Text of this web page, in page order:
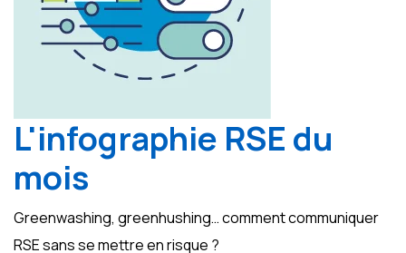
L'infographie RSE du
mois
Greenwashing, greenhushing… comment communiquer
RSE sans se mettre en risque ?